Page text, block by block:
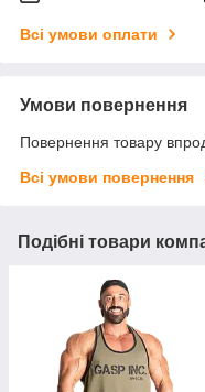
Всі умови оплати
Умови повернення
Повернення товару
Всі умови повернення
Подібні товари